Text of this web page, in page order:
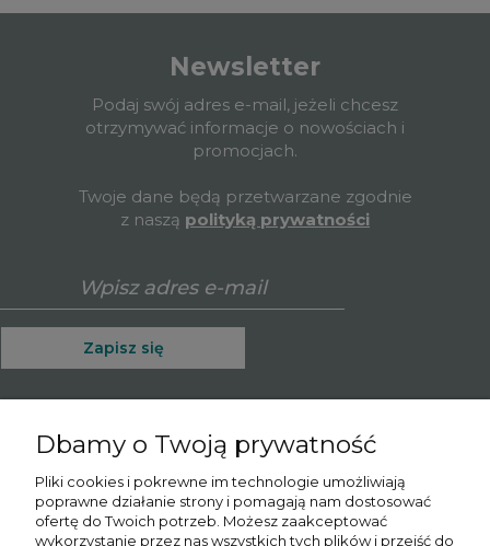
Newsletter
Podaj swój adres e-mail, jeżeli chcesz
otrzymywać informacje o nowościach i
promocjach.
Twoje dane będą przetwarzane zgodnie
z naszą polityką prywatności
Zapisz się
Informacje
Dbamy o Twoją prywatność
Pliki cookies i pokrewne im technologie umożliwiają
poprawne działanie strony i pomagają nam dostosować
ofertę do Twoich potrzeb. Możesz zaakceptować
wykorzystanie przez nas wszystkich tych plików i przejść do